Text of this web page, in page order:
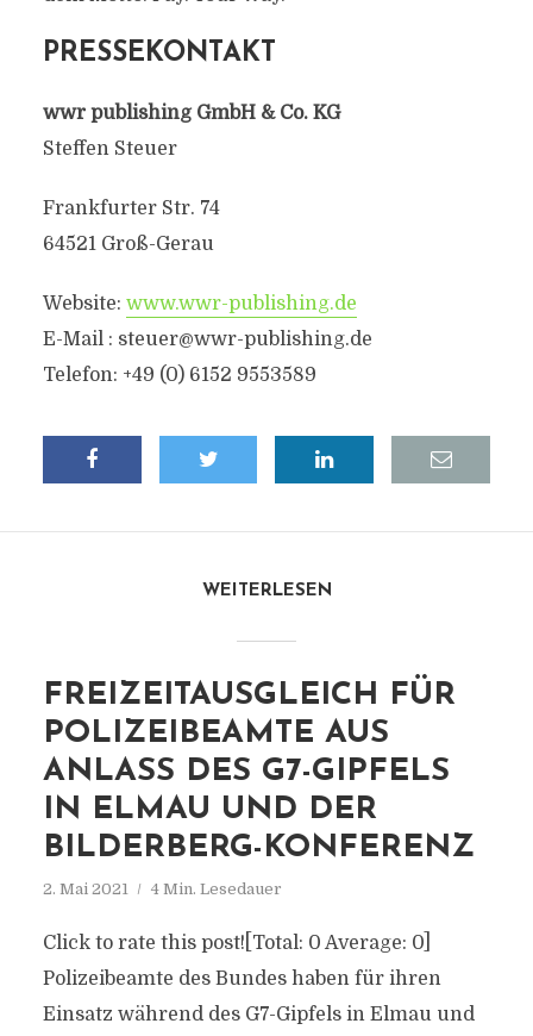
PRESSEKONTAKT
wwr publishing GmbH & Co. KG
Steffen Steuer
Frankfurter Str. 74
64521 Groß-Gerau
Website: www.wwr-publishing.de
E-Mail : steuer@wwr-publishing.de
Telefon: +49 (0) 6152 9553589
WEITERLESEN
FREIZEITAUSGLEICH FÜR
POLIZEIBEAMTE AUS
ANLASS DES G7-GIPFELS
IN ELMAU UND DER
BILDERBERG-KONFERENZ
2. Mai 2021 4 Min. Lesedauer
Click to rate this post![Total: 0 Average: 0]
Polizeibeamte des Bundes haben für ihren
Einsatz während des G7-Gipfels in Elmau und